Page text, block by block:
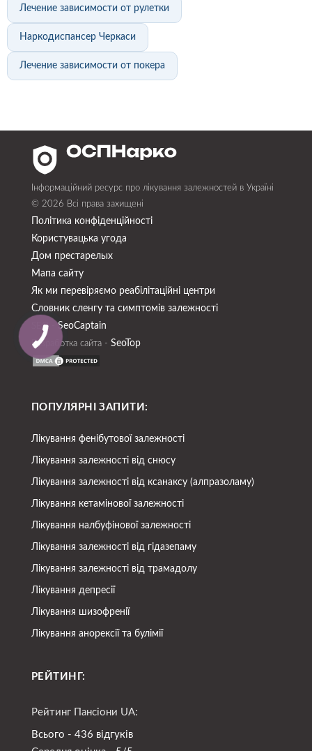
Лечение зависимости от рулетки
Наркодиспансер Черкаси
Лечение зависимости от покера
Інформаційний ресурс про лікування залежностей в Україні
© 2026 Всі права захищені
Політика конфіденційності
Користувацька угода
Дом престарелых
Мапа сайту
Як ми перевіряємо реабілітаційні центри
Словник сленгу та симптомів залежності
SEO -SeoСaptain
Разработка сайта - SeoTop
ПОПУЛЯРНІ ЗАПИТИ:
Лікування фенібутової залежності
Лікування залежності від снюсу
Лікування залежності від ксанаксу (алпразоламу)
Лікування кетамінової залежності
Лікування налбуфінової залежності
Лікування залежності від гідазепаму
Лікування залежності від трамадолу
Лікування депресії
Лікування шизофренії
Лікування анорексії та булімії
РЕЙТИНГ:
Рейтинг Пансіони UA:
Всього - 436 відгуків